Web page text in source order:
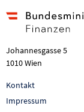
Johannesgasse 5
1010 Wien
Kontakt
Impressum